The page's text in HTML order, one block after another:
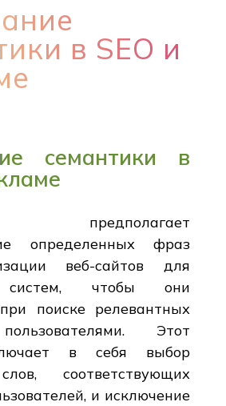
в SEO и
семантики в
предполагает
определенных фраз
веб-сайтов для
систем, чтобы они
поиске релевантных
Этот
в себя выбор
соответствующих
и исключение